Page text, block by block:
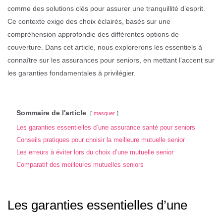
comme des solutions clés pour assurer une tranquillité d’esprit.
Ce contexte exige des choix éclairés, basés sur une
compréhension approfondie des différentes options de
couverture. Dans cet article, nous explorerons les essentiels à
connaître sur les assurances pour seniors, en mettant l’accent sur
les garanties fondamentales à privilégier.
Sommaire de l'article masquer
Les garanties essentielles d’une assurance santé pour seniors
Conseils pratiques pour choisir la meilleure mutuelle senior
Les erreurs à éviter lors du choix d’une mutuelle senior
Comparatif des meilleures mutuelles seniors
Les garanties essentielles d’une